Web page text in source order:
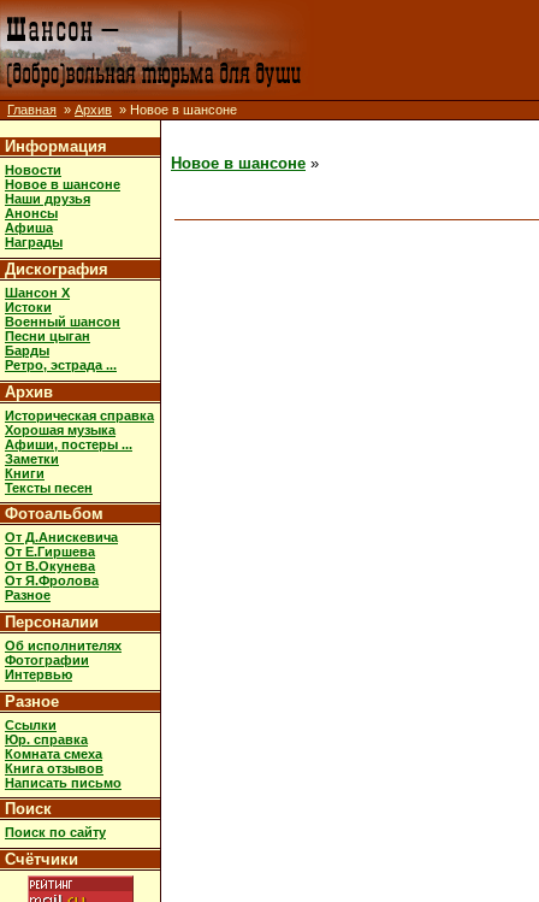
Главная » Архив » Новое в шансоне
Информация
Новости
Новое в шансоне
Наши друзья
Анонсы
Афиша
Награды
Дискография
Шансон X
Истоки
Военный шансон
Песни цыган
Барды
Ретро, эстрада ...
Архив
Историческая справка
Хорошая музыка
Афиши, постеры ...
Заметки
Книги
Тексты песен
Фотоальбом
От Д.Анискевича
От Е.Гиршева
От В.Окунева
От Я.Фролова
Разное
Персоналии
Об исполнителях
Фотографии
Интервью
Разное
Ссылки
Юр. справка
Комната смеха
Книга отзывов
Написать письмо
Поиск
Поиск по сайту
Счётчики
Новое в шансоне »